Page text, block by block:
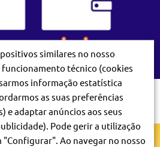
a carteira
o cartão, não a carteira!
similares no nosso
técnico (cookies
informação estatística
as suas preferências
e adaptar anúncios aos seus
Pode gerir a utilização
"Configurar". Ao navegar no nosso